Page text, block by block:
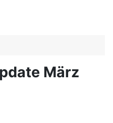
März